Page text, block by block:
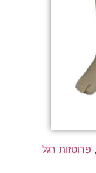
, פרוטזות רגל